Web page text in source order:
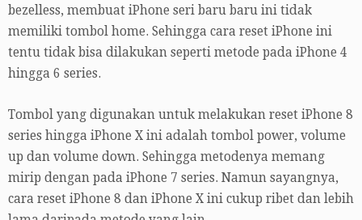
bezelless, membuat iPhone seri baru baru ini tidak
memiliki tombol home. Sehingga cara reset iPhone ini
tentu tidak bisa dilakukan seperti metode pada iPhone 4
hingga 6 series.
Tombol yang digunakan untuk melakukan reset iPhone 8
series hingga iPhone X ini adalah tombol power, volume
up dan volume down. Sehingga metodenya memang
mirip dengan pada iPhone 7 series. Namun sayangnya,
cara reset iPhone 8 dan iPhone X ini cukup ribet dan lebih